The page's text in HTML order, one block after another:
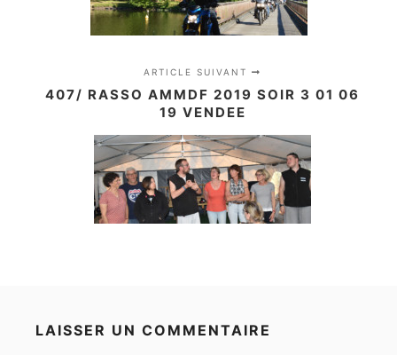
ARTICLE SUIVANT
407/ RASSO AMMDF 2019 SOIR 3 01 06
19 VENDEE
LAISSER UN COMMENTAIRE